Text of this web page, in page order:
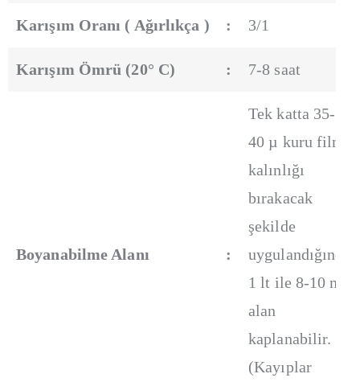
Karışım Oranı ( Ağırlıkça ) : 3/1
Karışım Ömrü (20° C) : 7-8 saat
Boyanabilme Alanı :
Tek katta 35-
40 µ kuru film
kalınlığı
bırakacak
şekilde
uygulandığında
1 lt ile 8-10 m²
alan
kaplanabilir.
(Kayıplar